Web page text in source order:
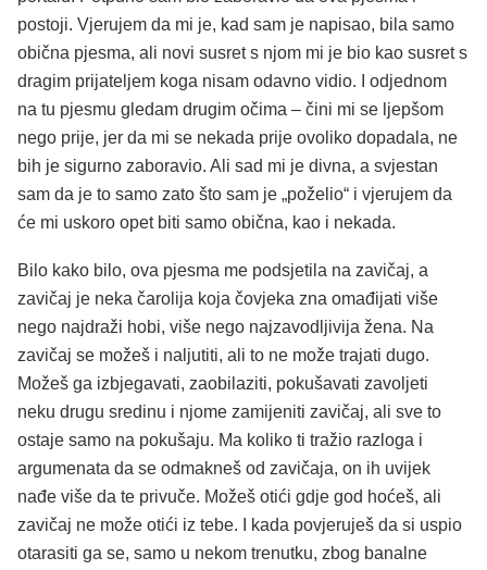
postoji. Vjerujem da mi je, kad sam je napisao, bila samo
obična pjesma, ali novi susret s njom mi je bio kao susret s
dragim prijateljem koga nisam odavno vidio. I odjednom
na tu pjesmu gledam drugim očima – čini mi se ljepšom
nego prije, jer da mi se nekada prije ovoliko dopadala, ne
bih je sigurno zaboravio. Ali sad mi je divna, a svjestan
sam da je to samo zato što sam je „poželio“ i vjerujem da
će mi uskoro opet biti samo obična, kao i nekada.
Bilo kako bilo, ova pjesma me podsjetila na zavičaj, a
zavičaj je neka čarolija koja čovjeka zna omađijati više
nego najdraži hobi, više nego najzavodljivija žena. Na
zavičaj se možeš i naljutiti, ali to ne može trajati dugo.
Možeš ga izbjegavati, zaobilaziti, pokušavati zavoljeti
neku drugu sredinu i njome zamijeniti zavičaj, ali sve to
ostaje samo na pokušaju. Ma koliko ti tražio razloga i
argumenata da se odmakneš od zavičaja, on ih uvijek
nađe više da te privuče. Možeš otići gdje god hoćeš, ali
zavičaj ne može otići iz tebe. I kada povjeruješ da si uspio
otarasiti ga se, samo u nekom trenutku, zbog banalne